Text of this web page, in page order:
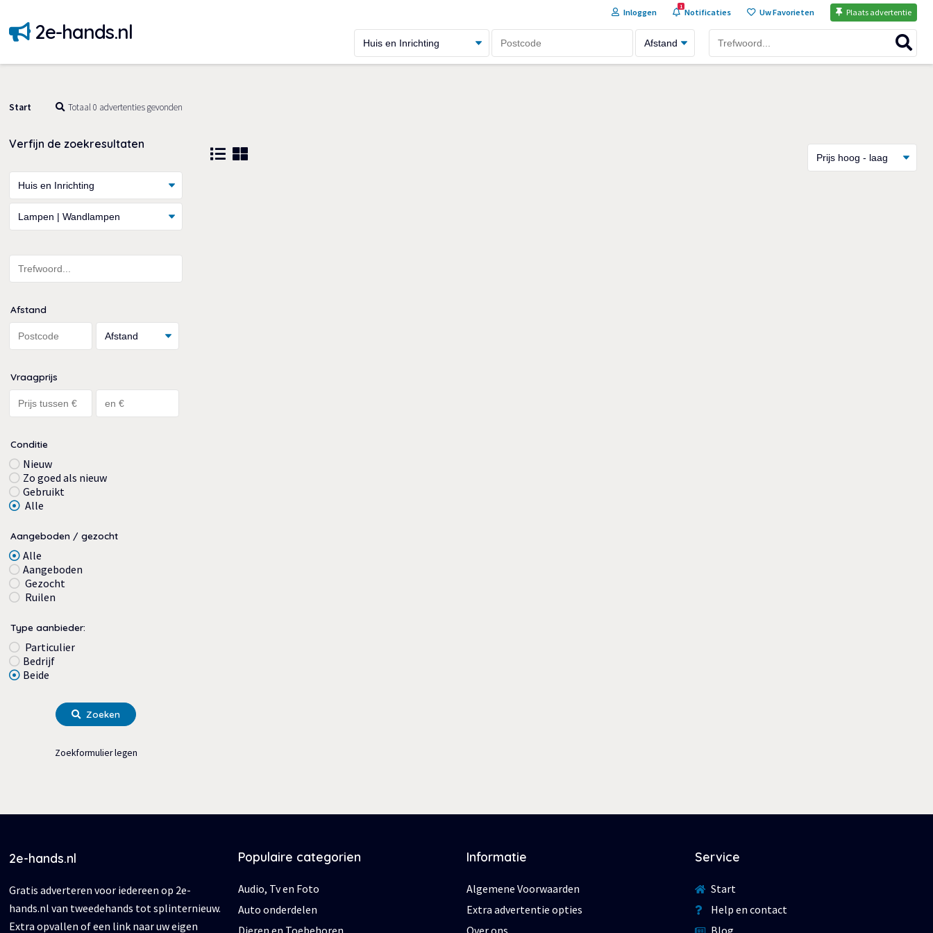
Inloggen
1
Notificaties Uw Favorieten Plaats advertentie
2e-hands.nl
Start Totaal 0 advertenties gevonden
Verfijn de zoekresultaten
Afstand
Vraagprijs
Conditie
Nieuw
Zo goed als nieuw
Gebruikt
Alle
Aangeboden / gezocht
Alle
Aangeboden
Gezocht
Ruilen
Type aanbieder:
Particulier
Bedrijf
Beide
Zoeken
Zoekformulier legen
2e-hands.nl
Gratis adverteren voor iedereen op 2e-
hands.nl van tweedehands tot splinternieuw.
Extra opvallen of een link naar uw eigen
Populaire categorien
Audio, Tv en Foto
Auto onderdelen
Dieren en Toebehoren
Informatie
Algemene Voorwaarden
Extra advertentie opties
Over ons
Service
Start
Help en contact
Blog